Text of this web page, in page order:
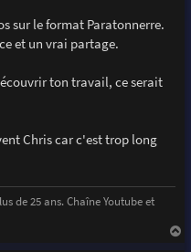
sur le format Paratonnerre.
et un vrai partage.
ton travail, ce serait
Chris car c'est trop long
de 25 ans. Chaîne Youtube et